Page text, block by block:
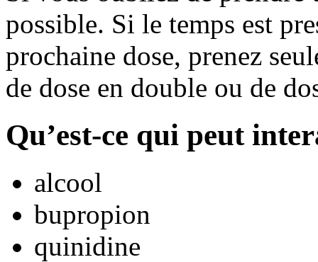
possible. Si le temps est
prochaine dose, prenez
de dose en double ou de
Qu’est-ce qui peut
alcool
bupropion
quinidine